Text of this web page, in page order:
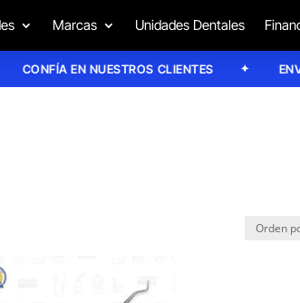
Marcas Unidades Dentales
CONFÍA EN NUESTROS CLIENTES